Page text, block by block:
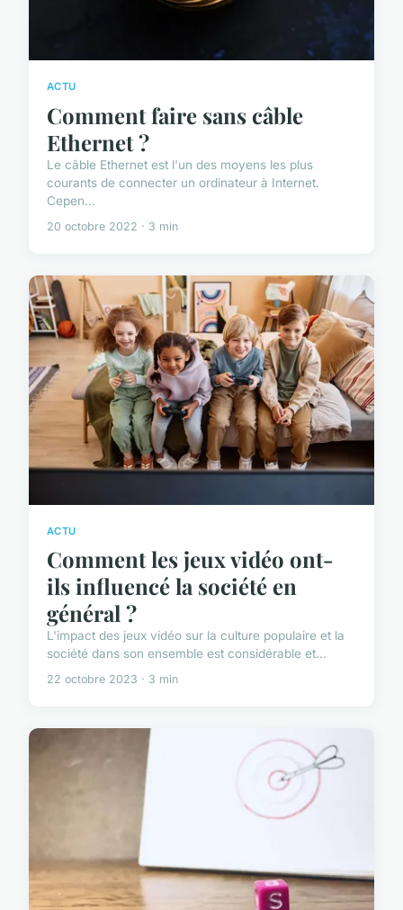
ACTU
Comment faire sans câble
Ethernet ?
Le câble Ethernet est l'un des moyens les plus
courants de connecter un ordinateur à Internet.
Cepen...
20 octobre 2022 · 3 min
ACTU
Comment les jeux vidéo ont-
ils influencé la société en
général ?
L'impact des jeux vidéo sur la culture populaire et la
société dans son ensemble est considérable et...
22 octobre 2023 · 3 min